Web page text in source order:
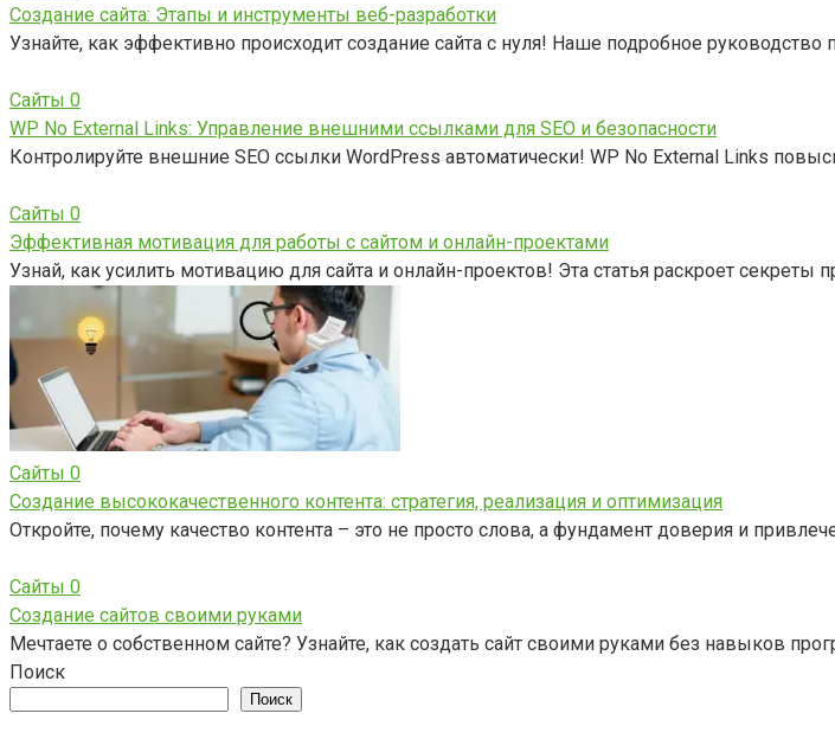
Создание сайта: Этапы и инструменты веб-разработки
Узнайте, как эффективно происходит создание сайта с нуля! Наше подробное руководство
Сайты 0
WP No External Links: Управление внешними ссылками для SEO и безопасности
Контролируйте внешние SEO ссылки WordPress автоматически! WP No External Links
Сайты 0
Эффективная мотивация для работы с сайтом и онлайн-проектами
Узнай, как усилить мотивацию для сайта и онлайн-проектов! Эта статья раскроет секреты
Сайты 0
Создание высококачественного контента: стратегия, реализация и оптимизация
Откройте, почему качество контента – это не просто слова, а фундамент доверия и
Сайты 0
Создание сайтов своими руками
Мечтаете о собственном сайте? Узнайте, как создать сайт своими руками без навыков
Поиск
Поиск